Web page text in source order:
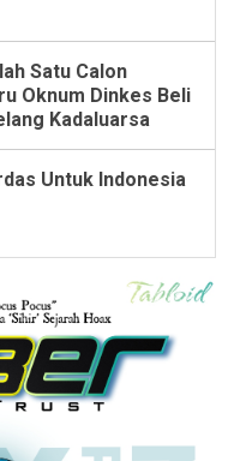
Satu Calon
Oknum Dinkes Beli
Kadaluarsa
Untuk Indonesia